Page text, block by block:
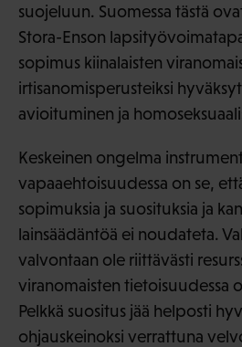
suojeluun. Suomessa tästä
Stora-Enson
sopimus kiinalaisten
irtisanomisperusteiksi
avioituminen ja
Keskeinen ongelma
vapaaehtoisuudessa on se,
sopimuksia ja suosituksia ja
lainsäädäntöä ei noudateta.
valvontaan ole riittävästi
viranomaisten tietoisuudessa
Pelkkä suositus jää helposti
ohjauskeinoksi verrattuna